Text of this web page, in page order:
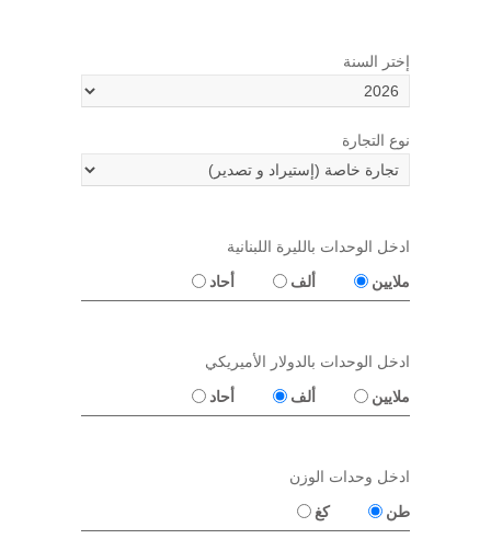
إختر السنة
نوع التجارة
ادخل الوحدات بالليرة اللبنانية
ملايين ألف أحاد
ادخل الوحدات بالدولار الأميريكي
ملايين ألف أحاد
ادخل وحدات الوزن
طن كغ